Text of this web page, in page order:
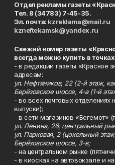
Отдел рекламы газеты
Тел. 8 (34783) 7-45-35.
Эл. почта: kzreklama@mail.ru
kzneftekamsk@yandex.ru
Свежий номер газеты
всегда можно купить в
- в редакции газеты «Красное
адресам:
ул. Нефтяников, 22 (2-й этаж,
Берёзовское шоссе, 4-а (1-й
- во всех почтовых отделениях
выпуски);
- в сети магазинов «Бегемот»
ул. Ленина, 26; центральный
ул. Парковая, 2 (цокольный
Берёзовское шоссе, 3-в;
- на центральном рынке
- в киосках на автовокзале и